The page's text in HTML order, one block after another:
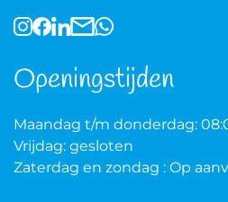
Openingstijden
Maandag t/m donderdag:
Vrijdag: gesloten
Zaterdag en zondag : Op